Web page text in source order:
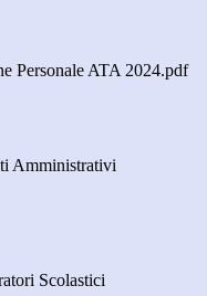
Personale ATA 2024.pdf
Amministrativi
Scolastici